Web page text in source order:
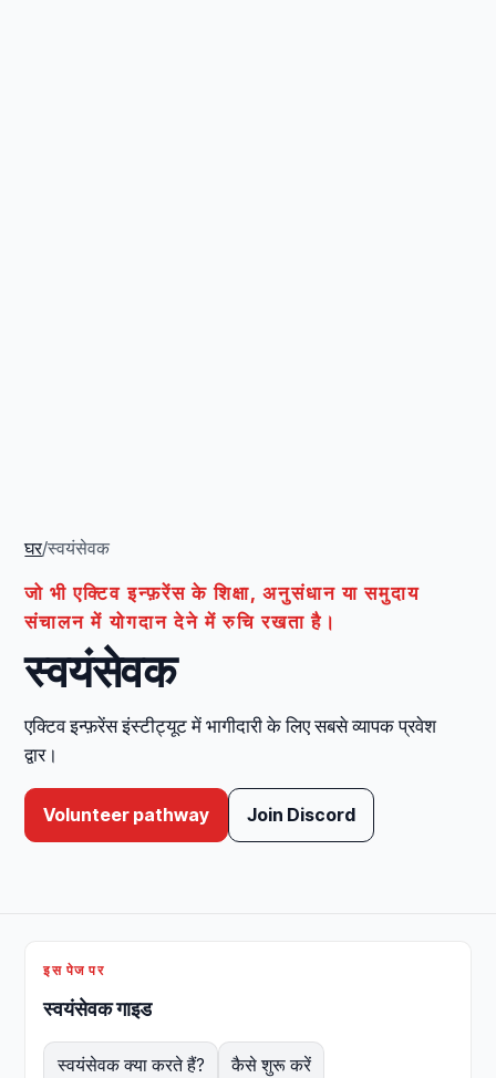
घर/स्वयंसेवक
जो भी एक्टिव इन्फ़रेंस के शिक्षा, अनुसंधान या समुदाय
संचालन में योगदान देने में रुचि रखता है।
स्वयंसेवक
एक्टिव इन्फ़रेंस इंस्टीट्यूट में भागीदारी के लिए सबसे व्यापक प्रवेश
द्वार।
Volunteer pathway Join Discord
इस पेज पर
स्वयंसेवक गाइड
स्वयंसेवक क्या करते हैं? कैसे शुरू करें